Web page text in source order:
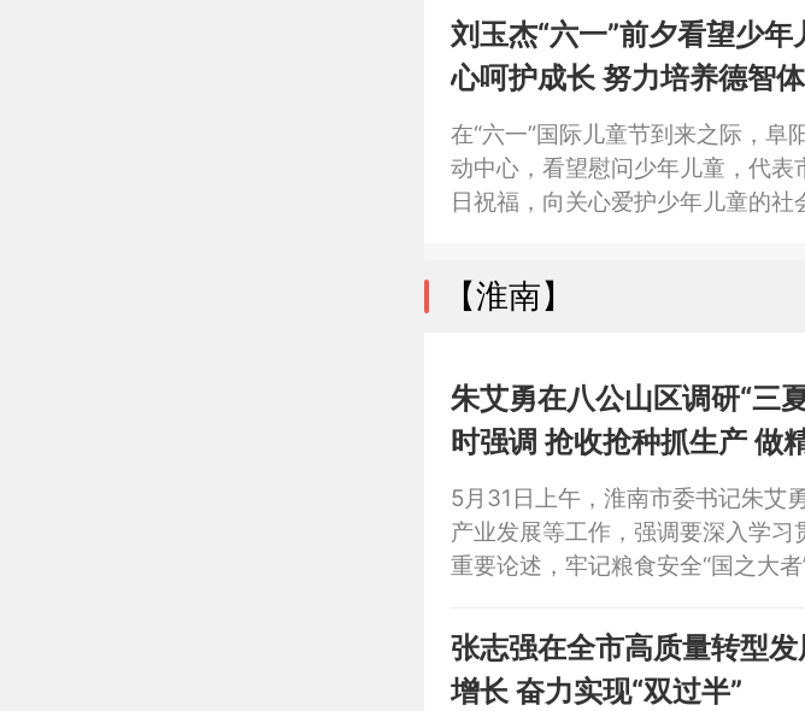
用，做好小麦抢收、农机服务、烘
农民丰产增收。市领导潘君齐、董
刘玉杰“六一”前夕看望少
心呵护成长 努力培养德智
年
在“六一”国际儿童节到来之际，
动中心，看望慰问少年儿童，代
日祝福，向关心爱护少年儿童的
长，努力培养德智体美劳全面发
【淮南】
朱艾勇在八公山区调研“三
时强调 抢收抢种抓生产 做精做优强产业 奋力走出特色鲜
明的乡村振兴新路径
5月31日上午，淮南市委书记朱艾
产业发展等工作，强调要深入学习
重要论述，牢记粮食安全“国之大
张志强在全市高质量转型发展推进
增长 奋力实现“双过半”